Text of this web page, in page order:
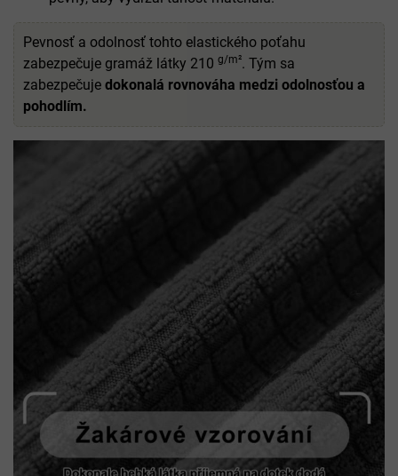
Pevnosť a odolnosť tohto elastického poťahu
zabezpečuje gramáž látky 210 g/m². Tým sa
zabezpečuje dokonalá rovnováha medzi odolnosťou a
pohodlím.